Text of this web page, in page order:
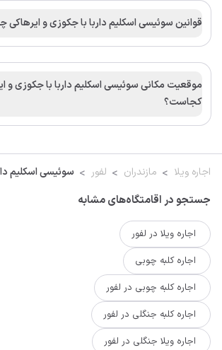
قوانین سوئیسی اسکلیم داربا با جکوزی و ایرهاکی چیه؟
موقعیت مکانی سوئیسی اسکلیم داربا با جکوزی و
کجاست؟
اجاره ویلا مازندران لفور سوئیسی اسکلیم
جستجو در اقامتگاه‌های مشابه
اجاره ویلا در لفور
اجاره کلبه چوبی
اجاره کلبه چوبی در لفور
اجاره کلبه جنگلی در لفور
اجاره ویلا جنگلی در لفور